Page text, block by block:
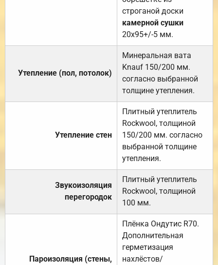
строганой доски
камерной сушки
20х95+/-5 мм.
Утепление (пол, потолок)
Минеральная вата
Knauf 150/200 мм.
согласно выбранной
толщине утепления.
Утепление стен
Плитный утеплитель
Rockwool, толщиной
150/200 мм. согласно
выбранной толщине
утепления.
Звукоизоляция
перегородок
Плитный утеплитель
Rockwool, толщиной
100 мм.
Пароизоляция (стены,
Плёнка Ондутис R70.
Дополнительная
герметизация
нахлёстов/